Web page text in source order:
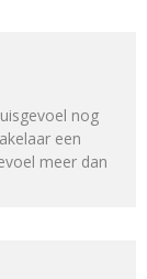
nog
een
meer dan